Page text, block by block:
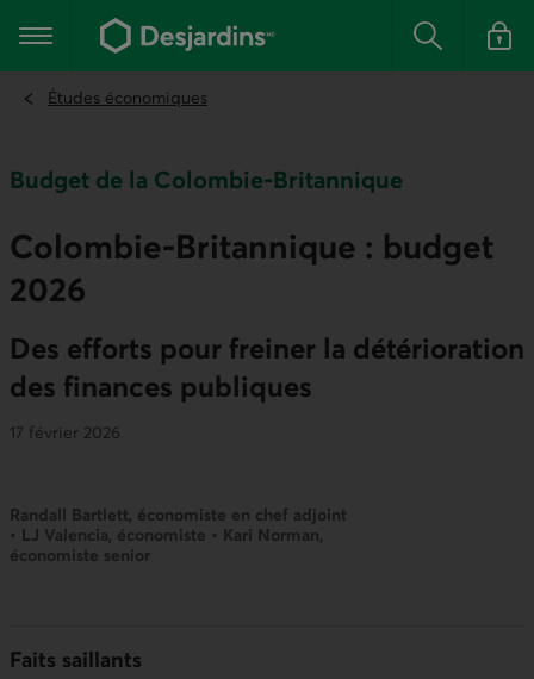
contenu
Menu principal Rechercher
Se
Études économiques
Budget de la Colombie-Britannique
Colombie‑Britannique : budget
2026
Des efforts pour freiner la détérioration
des finances publiques
17 février 2026
Randall Bartlett, économiste en chef adjoint
• LJ Valencia, économiste • Kari Norman,
économiste senior
Faits saillants